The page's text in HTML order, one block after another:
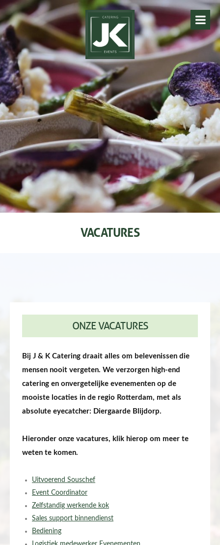
VACATURES
ONZE VACATURES
Bij J & K Catering draait alles om belevenissen die
mensen nooit vergeten. We verzorgen high-end
catering en onvergetelijke evenementen op de
mooiste locaties in de regio Rotterdam, met als
absolute eyecatcher: Diergaarde Blijdorp.
Hieronder onze vacatures, klik hierop om meer te
weten te komen.
Uitvoerend Souschef
Event Coordinator
Zelfstandig werkende kok
Sales support binnendienst
Bediening